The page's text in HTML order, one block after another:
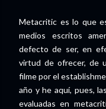
Metacritic es lo que
medios escritos
defecto de ser, en
virtud de ofrecer, de
filme por el
año y he aquí, pues,
evaluadas en